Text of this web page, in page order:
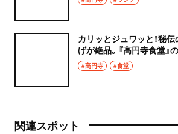
カリッとジュワッと！秘
げが絶品。『高円寺食堂
んの味は、おいしい野菜が
#高円寺 #食堂
関連スポット